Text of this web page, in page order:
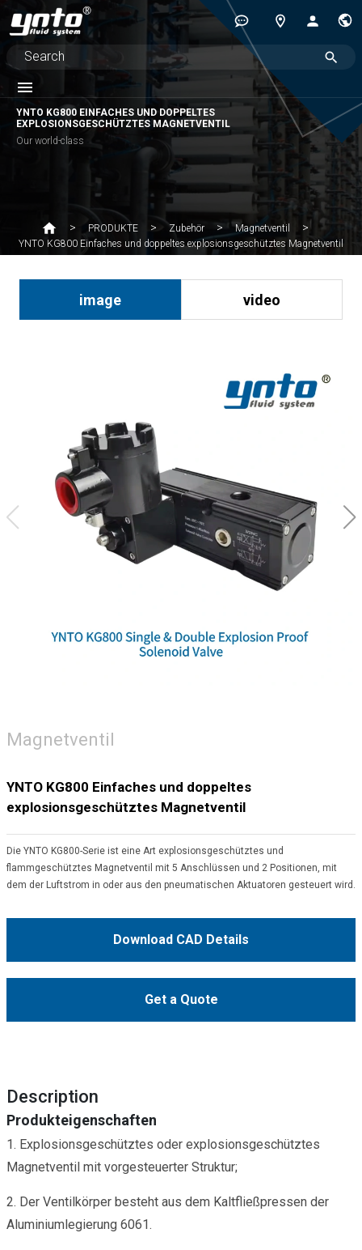
YNTO KG800 EINFACHES UND DOPPELTES
EXPLOSIONSGESCHÜTZTES MAGNETVENTIL
Our world-class
PRODUKTE Zubehör
Magnetventil
YNTO KG800 Einfaches und doppeltes explosionsgeschütztes Magnetventil
image video
Magnetventil
YNTO KG800 Einfaches und doppeltes
explosionsgeschütztes Magnetventil
Die YNTO KG800-Serie ist eine Art explosionsgeschütztes und
flammgeschütztes Magnetventil mit 5 Anschlüssen und 2 Positionen, mit
dem der Luftstrom in oder aus den pneumatischen Aktuatoren gesteuert wird.
Download CAD Details
Get a Quote
Description
Produkteigenschaften
1. Explosionsgeschütztes oder explosionsgeschütztes
Magnetventil mit vorgesteuerter Struktur;
2. Der Ventilkörper besteht aus dem Kaltfließpressen der
Aluminiumlegierung 6061.